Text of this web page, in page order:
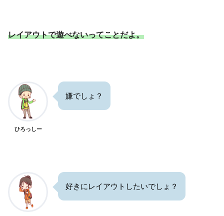
レイアウトで遊べないってことだよ。
ひろっしー
嫌でしょ？
好きにレイアウトしたいでしょ？